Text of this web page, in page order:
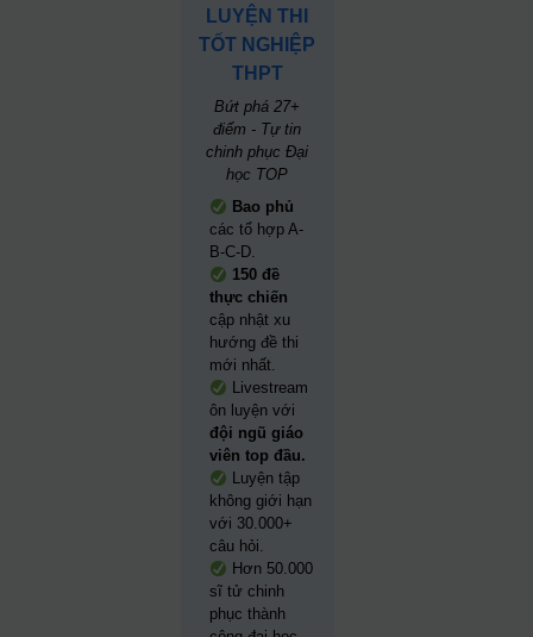
LUYỆN THI
TỐT NGHIỆP
THPT
Bứt phá 27+
điểm - Tự tin
chinh phục Đại
học TOP
Bao phủ
các tổ hợp A-
B-C-D.
150 đề
thực chiến
cập nhật xu
hướng đề thi
mới nhất.
Livestream
ôn luyện với
đội ngũ giáo
viên top đầu.
Luyện tập
không giới hạn
với 30.000+
câu hỏi.
Hơn 50.000
sĩ tử chinh
phục thành